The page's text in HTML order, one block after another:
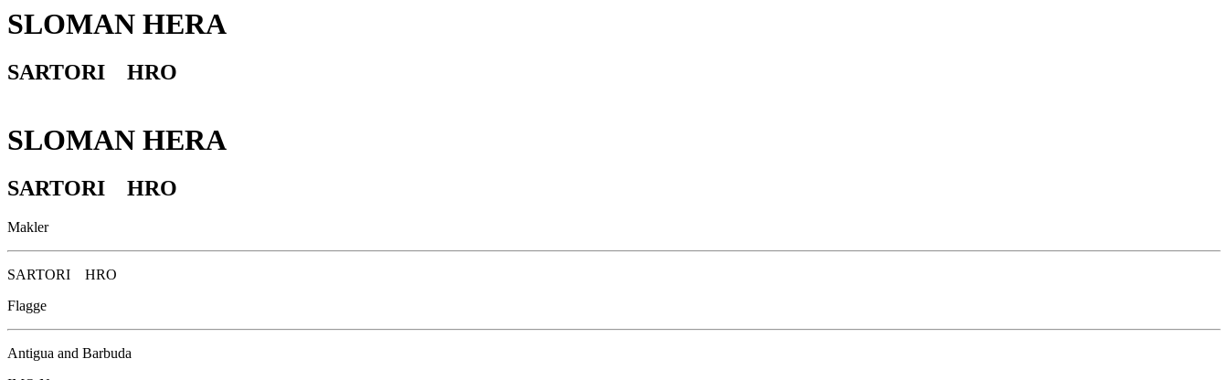
SLOMAN HERA
SARTORI HRO
SLOMAN HERA
SARTORI HRO
Makler
SARTORI HRO
Flagge
Antigua and Barbuda